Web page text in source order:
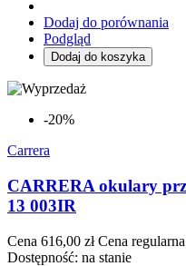
Dodaj do porównania
Podgląd
Dodaj do koszyka
-20%
Carrera
CARRERA okulary
13 003IR
Cena 616,00 zł Cena regularna
Dostępność: na stanie